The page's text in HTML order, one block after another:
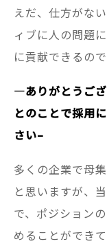
えだ、仕方がな
ィブに人の問題
に貢献できるの
—ありがとうご
とのことで採用
さい–
多くの企業で母
と思いますが、
で、ポジション
めることができ